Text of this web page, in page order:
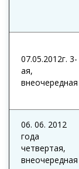
07.05.2012г. 3-
ая,
внеочередная
06. 06. 2012
года
четвертая,
внеочередная